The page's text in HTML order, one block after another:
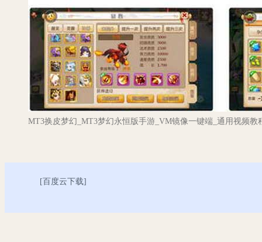
MT3换皮梦幻_MT3梦幻永恒版手游_VM镜像一键端_通用视频
[ 百度云下载]